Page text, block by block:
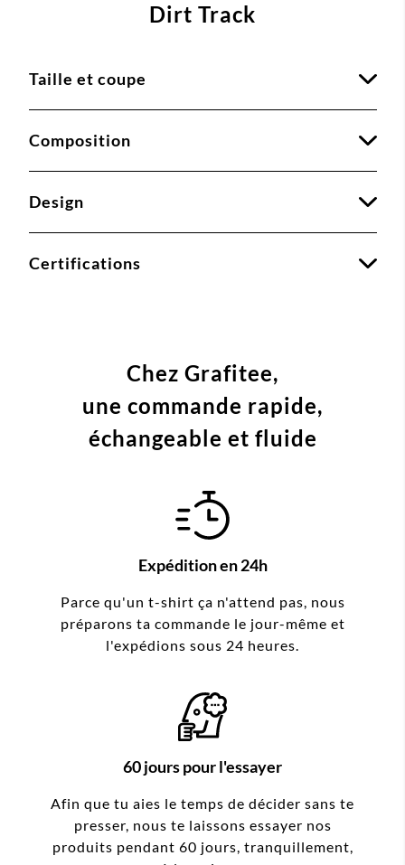
Dirt Track
Taille et coupe
Composition
Design
Certifications
Chez Grafitee,
une commande rapide,
échangeable et fluide
Expédition en 24h
Parce qu'un t-shirt ça n'attend pas, nous
préparons ta commande le jour-même et
l'expédions sous 24 heures.
60 jours pour l'essayer
Afin que tu aies le temps de décider sans te
presser, nous te laissons essayer nos
produits pendant 60 jours, tranquillement,